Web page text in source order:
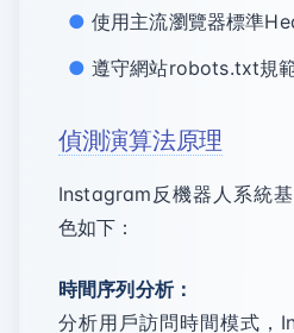
使用主流瀏覽器標準
遵守網站robots.txt規
偵測演算法原理
Instagram反機器人系統
色如下：
時間序列分析：
分析用戶訪問時間模式，